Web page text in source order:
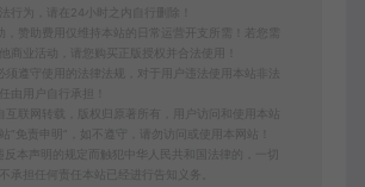
行为，请在24小时之内自行删除！
，赞助费用仅维持本站的日常运营开支所需！若您需
商业活动，请您购买正版授权并合法使用！
须遵守使用的法律法规，对于用户违法使用本站非法
互联网转载，版权归原著所有，用户访问和使用本站
“免责申明”，如不遵守，请勿访问或使用本网站！
反本声明的规定而触犯中华人民共和国法律的，一切
承担任何责任本站已经进行告知义务。